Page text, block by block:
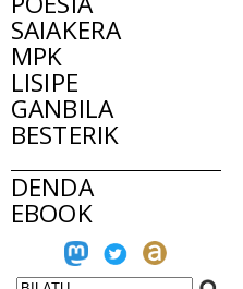
SAIAKERA
MPK
LISIPE
GANBILA
BESTERIK
DENDA
EBOOK